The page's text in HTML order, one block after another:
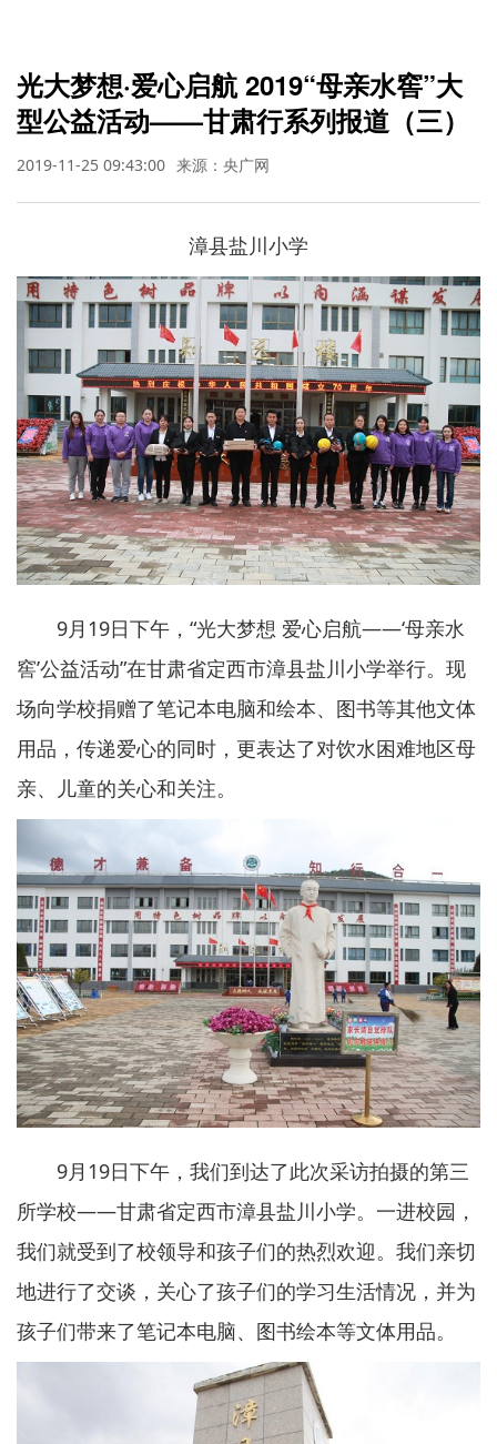
光大梦想·爱心启航 2019“母亲水窖”大
型公益活动——甘肃行系列报道（三）
2019-11-25 09:43:00 来源：央广网
漳县盐川小学
9月19日下午，“光大梦想 爱心启航——‘母亲水
窖’公益活动”在甘肃省定西市漳县盐川小学举行。现
场向学校捐赠了笔记本电脑和绘本、图书等其他文体
用品，传递爱心的同时，更表达了对饮水困难地区母
亲、儿童的关心和关注。
9月19日下午，我们到达了此次采访拍摄的第三
所学校——甘肃省定西市漳县盐川小学。一进校园，
我们就受到了校领导和孩子们的热烈欢迎。我们亲切
地进行了交谈，关心了孩子们的学习生活情况，并为
孩子们带来了笔记本电脑、图书绘本等文体用品。